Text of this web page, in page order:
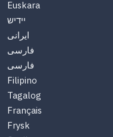
Euskara
יידיש
ایرانی
فارسی
فارسی
Filipino
Tagalog
Français
Frysk